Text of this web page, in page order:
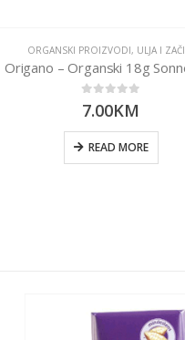
ORGANSKI PROIZVODI, ULJA I
Origano – Organski 18g
0out of 5
7.00KM
READ MORE